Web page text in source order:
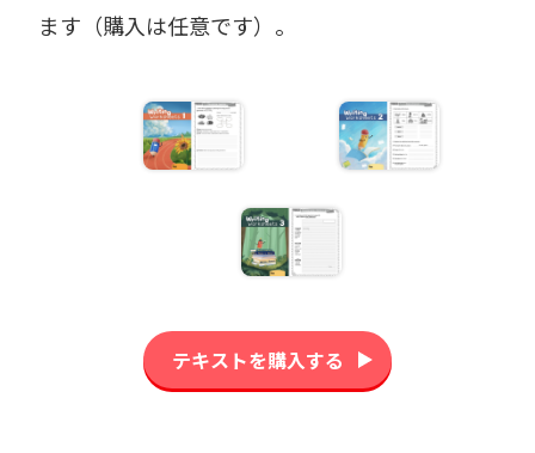
ます（購入は任意です）。
テキストを購入する